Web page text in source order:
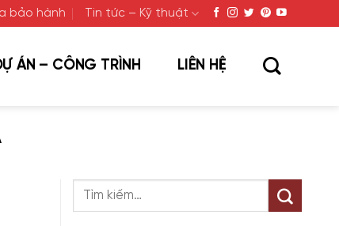
bảo hành Tin tức – Kỹ thuật
ÁN – CÔNG TRÌNH LIÊN HỆ